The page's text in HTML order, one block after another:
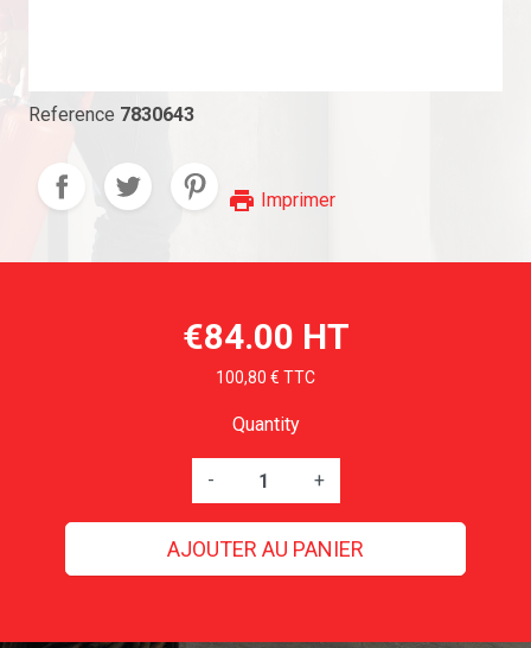
Reference 7830643
print Imprimer
€84.00 HT
100,80 € TTC
Quantity
- +
AJOUTER AU PANIER